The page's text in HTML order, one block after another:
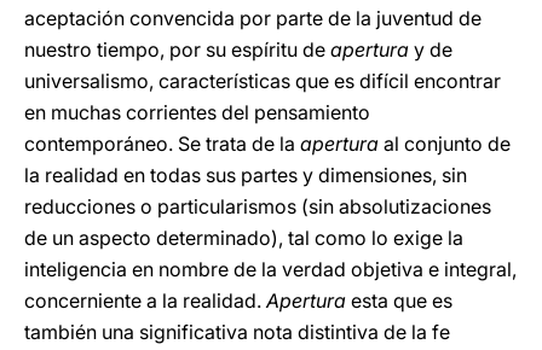
aceptación convencida por parte de la juventud de
nuestro tiempo, por su espíritu de apertura y de
universalismo, características que es difícil encontrar
en muchas corrientes del pensamiento
contemporáneo. Se trata de la apertura al conjunto de
la realidad en todas sus partes y dimensiones, sin
reducciones o particularismos (sin absolutizaciones
de un aspecto determinado), tal como lo exige la
inteligencia en nombre de la verdad objetiva e integral,
concerniente a la realidad.Apertura esta que es
también una significativa nota distintiva de la fe